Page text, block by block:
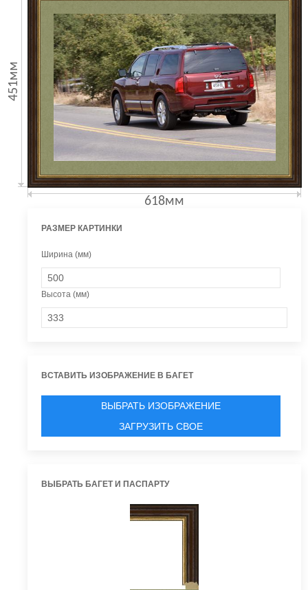
451мм
618мм
РАЗМЕР КАРТИНКИ
Ширина (мм)
Высота (мм)
ВСТАВИТЬ ИЗОБРАЖЕНИЕ В БАГЕТ
ВЫБРАТЬ ИЗОБРАЖЕНИЕ
ЗАГРУЗИТЬ СВОЕ
ВЫБРАТЬ БАГЕТ И ПАСПАРТУ